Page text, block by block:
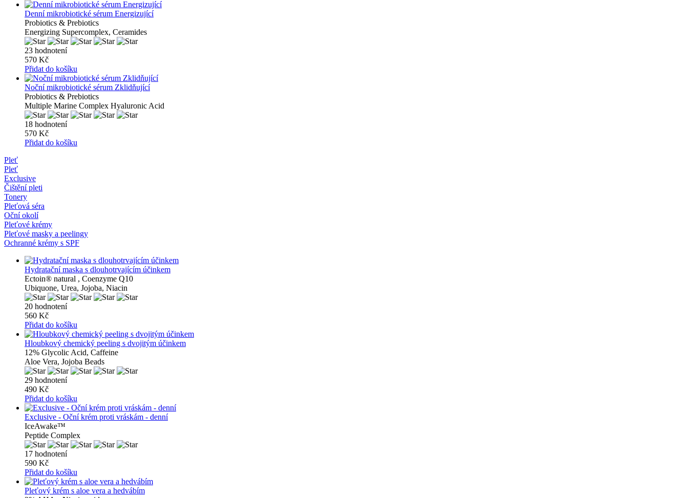
Denní mikrobiotické sérum Energizující
Probiotics & Prebiotics
Energizing Supercomplex, Ceramides
23 hodnotení
570 Kč
Přidat do košíku
Noční mikrobiotické sérum Zklidňující
Probiotics & Prebiotics
Multiple Marine Complex Hyaluronic Acid
18 hodnotení
570 Kč
Přidat do košíku
Pleť
Pleť
Exclusive
Čištění pleti
Tonery
Pleťová séra
Oční okolí
Pleťové krémy
Pleťové masky a peelingy
Ochranné krémy s SPF
Hydratační maska ​​s dlouhotrvajícím účinkem
Ectoin® natural , Coenzyme Q10
Ubiquone, Urea, Jojoba, Niacin
20 hodnotení
560 Kč
Přidat do košíku
Hloubkový chemický peeling s dvojitým účinkem
12% Glycolic Acid, Caffeine
Aloe Vera, Jojoba Beads
29 hodnotení
490 Kč
Přidat do košíku
Exclusive - Oční krém proti vráskám - denní
IceAwake™
Peptide Complex
17 hodnotení
590 Kč
Přidat do košíku
Pleťový krém s aloe vera a hedvábím